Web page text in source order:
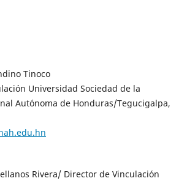
Tinoco
Universidad Sociedad de la
Autónoma de Honduras/Tegucigalpa,
asociado
Rivera/ Director de Vinculación